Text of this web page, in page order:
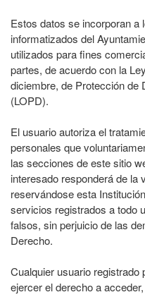
Estos datos se incorporan
informatizados del
utilizados para fines
partes, de acuerdo con la
diciembre, de Protección de
(LOPD).
El usuario autoriza el
personales que
las secciones de este sitio
interesado responderá de la
reservándose esta
servicios registrados a todo
falsos, sin perjuicio de las
Derecho.
Cualquier usuario registrado
ejercer el derecho a